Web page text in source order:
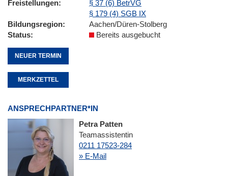
Freistellungen
§ 37 (6) BetrVG
§ 179 (4) SGB IX
Bildungsregion
Aachen/Düren-Stolberg
Status
Bereits ausgebucht
NEUER TERMIN
MERKZETTEL
ANSPRECHPARTNER*IN
Petra Patten
Teamassistentin
0211 17523-284
» E-Mail